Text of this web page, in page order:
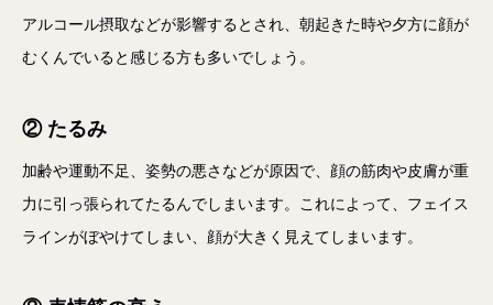
アルコール摂取などが影響するとされ、朝起きた時や夕方に顔が
むくんでいると感じる方も多いでしょう。
② たるみ
加齢や運動不足、姿勢の悪さなどが原因で、顔の筋肉や皮膚が重
力に引っ張られてたるんでしまいます。これによって、フェイス
ラインがぼやけてしまい、顔が大きく見えてしまいます。